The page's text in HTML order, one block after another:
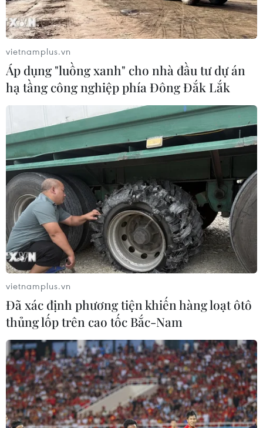
Đại diện Viện Kiểm sát Nhân dân tỉnh Sơn La đã đưa ra
quan điểm luận tội và đề nghị hình phạt dành cho các
bị cáo, với mức án cao nhất từ 23-25 năm tù.
Vụ gian lận điểm thi tại Sơn La: Phiên tòa
tiếp tục phần tranh tụng
Bị cáo Trần Xuân Yến (nguyên Phó Giám đốc Sở Giáo
dục và Đào tạo tỉnh Sơn La) phủ nhận cáo buộc phạm
tội "Lợi dụng chức vụ, quyền hạn trong khi thi hành công
vụ" để nhờ nâng điểm cho 13 thí sinh.
vietnamplus.vn
Áp dụng "luồng xanh" cho nhà đầu tư dự án
hạ tầng công nghiệp phía Đông Đắk Lắk
vietnamplus.vn
Đã xác định phương tiện khiến hàng loạt ôtô
thủng lốp trên cao tốc Bắc-Nam